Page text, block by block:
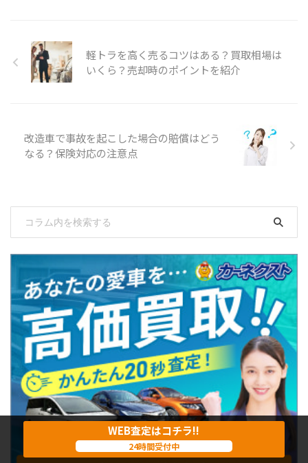
軽トラを高く売るコツはある？買取相場は
いくら？売却時のポイントを紹介
改造車で事故を起こした場合の賠償はどう
なる？保険対応の注意点
WEB査定はコチラ!!
24時間受付中